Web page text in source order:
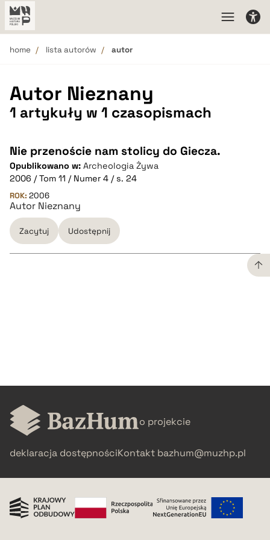
home lista autorów autor
Autor Nieznany
1 artykuły w 1 czasopismach
Nie przenoście nam stolicy do Giecza.
Opublikowano w: Archeologia Żywa
2006 / Tom 11 / Numer 4 / s. 24
ROK: 2006
Autor Nieznany
Zacytuj Udostępnij
o projekcie
deklaracja dostępnościKontakt bazhum@muzhp.pl